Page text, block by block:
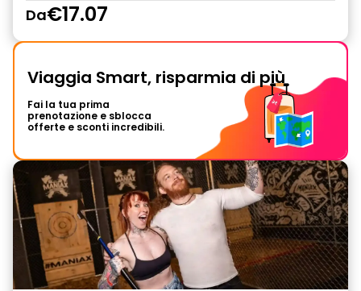
Da€17.07
Viaggia Smart, risparmia di più
Fai la tua prima
prenotazione e sblocca
offerte e sconti incredibili.